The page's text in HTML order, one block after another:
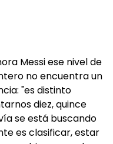
Messi ese nivel de
no encuentra un
"es distinto
diez, quince
se está buscando
es clasificar, estar